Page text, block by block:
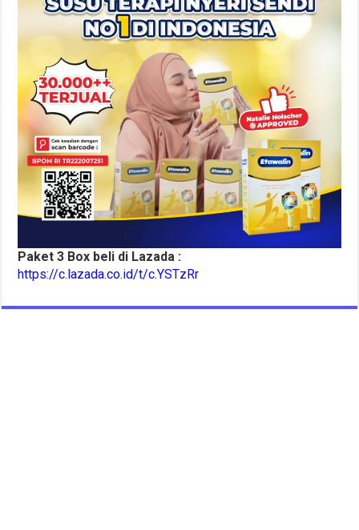
Paket 3 Box beli di Lazada :
https://c.lazada.co.id/t/c.YSTzRr